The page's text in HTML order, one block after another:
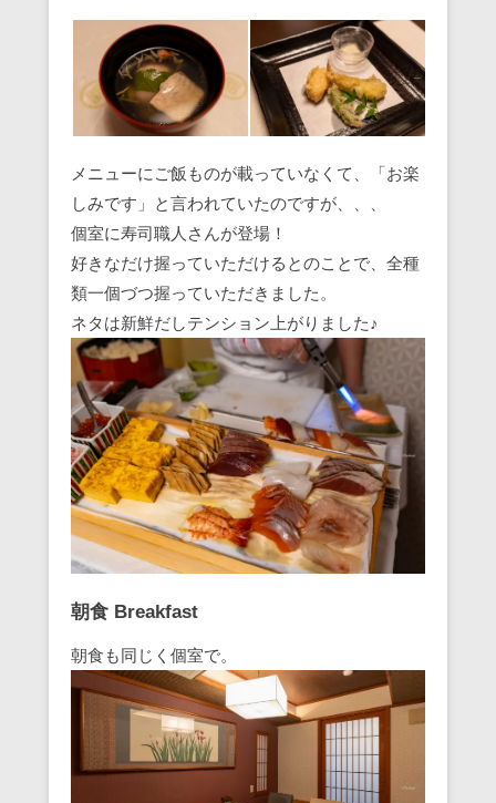
メニューにご飯ものが載っていなくて、「お楽
しみです」と言われていたのですが、、、
個室に寿司職人さんが登場！
好きなだけ握っていただけるとのことで、全種
類一個づつ握っていただきました。
ネタは新鮮だしテンション上がりました♪
朝食 Breakfast
朝食も同じく個室で。